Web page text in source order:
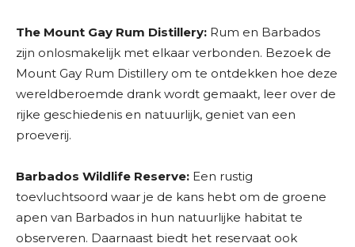
The Mount Gay Rum Distillery: Rum en Barbados
zijn onlosmakelijk met elkaar verbonden. Bezoek de
Mount Gay Rum Distillery om te ontdekken hoe deze
wereldberoemde drank wordt gemaakt, leer over de
rijke geschiedenis en natuurlijk, geniet van een
proeverij.
Barbados Wildlife Reserve: Een rustig
toevluchtsoord waar je de kans hebt om de groene
apen van Barbados in hun natuurlijke habitat te
observeren. Daarnaast biedt het reservaat ook